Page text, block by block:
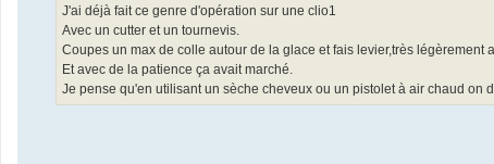
J'ai déjà fait ce genre d'opération sur une clio1
Avec un cutter et un tournevis.
Coupes un max de colle autour de la glace et fais levier,très
Et avec de la patience ça avait marché.
Je pense qu'en utilisant un sèche cheveux ou un pistolet à air chaud on